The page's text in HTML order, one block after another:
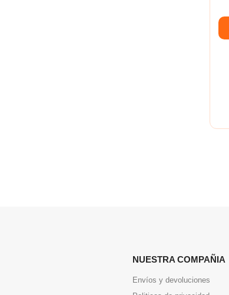
NUESTRA COMPAÑIA
Envíos y devoluciones